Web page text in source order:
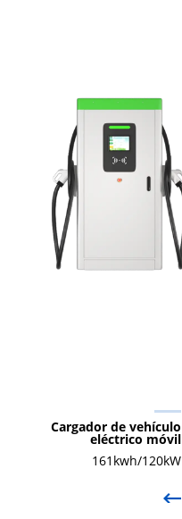
Cargador de vehículo
eléctrico móvil
161kwh/120kW